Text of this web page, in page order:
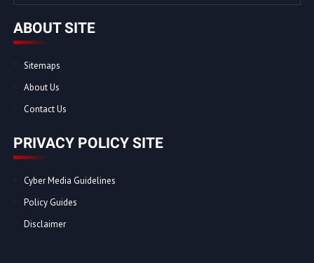
ABOUT SITE
Sitemaps
About Us
Contact Us
PRIVACY POLICY SITE
Cyber Media Guidelines
Policy Guides
Disclaimer